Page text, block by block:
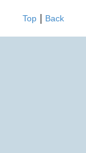
Top| Back